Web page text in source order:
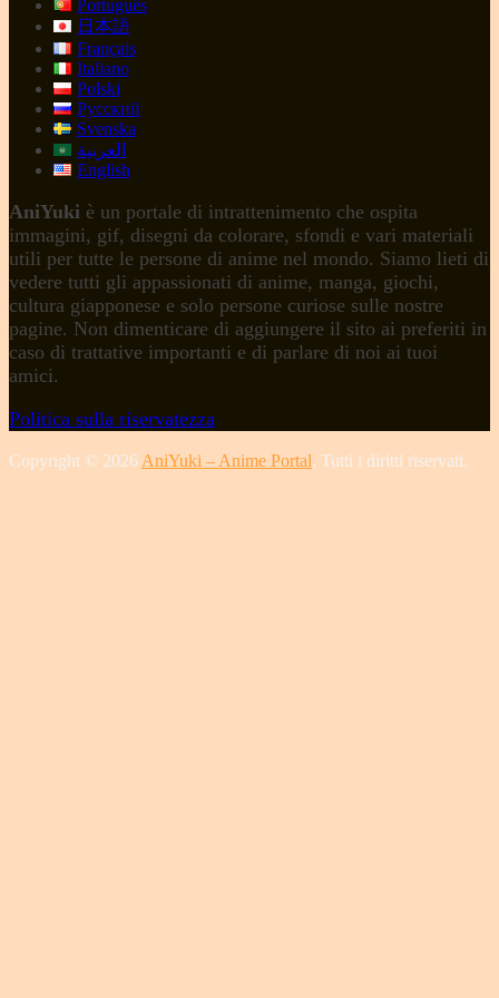
Português
日本語
Français
Italiano
Polski
Русский
Svenska
العربية
English
AniYuki è un portale di intrattenimento che ospita
immagini, gif, disegni da colorare, sfondi e vari materiali
utili per tutte le persone di anime nel mondo. Siamo lieti di
vedere tutti gli appassionati di anime, manga, giochi,
cultura giapponese e solo persone curiose sulle nostre
pagine. Non dimenticare di aggiungere il sito ai preferiti in
caso di trattative importanti e di parlare di noi ai tuoi
amici.
Politica sulla riservatezza
Copyright © 2026 AniYuki – Anime Portal. Tutti i diritti riservati.